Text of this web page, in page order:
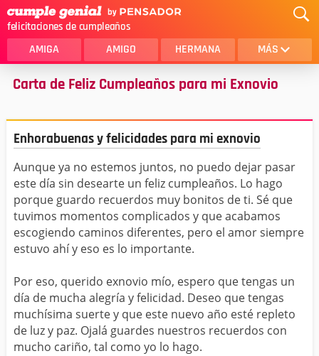
felicitaciones de cumpleaños
AMIGA AMIGO HERMANA MÁS
MAMA
AMOR
SOBRINA
HIJA
HERMANO
HIJO
NOVIA
ESPOSO
PAPA
HOMBRE
TIA
ALGUIEN ESPECIAL
PRIMO
TODAS LAS CATEGORÍAS
Carta de Feliz Cumpleaños para mi Exnovio
Enhorabuenas y felicidades para mi exnovio
Aunque ya no estemos juntos, no puedo dejar pasar
este día sin desearte un feliz cumpleaños. Lo hago
porque guardo recuerdos muy bonitos de ti. Sé que
tuvimos momentos complicados y que acabamos
escogiendo caminos diferentes, pero el amor siempre
estuvo ahí y eso es lo importante.
Por eso, querido exnovio mío, espero que tengas un
día de mucha alegría y felicidad. Deseo que tengas
muchísima suerte y que este nuevo año esté repleto
de luz y paz. Ojalá guardes nuestros recuerdos con
mucho cariño, tal como yo lo hago.